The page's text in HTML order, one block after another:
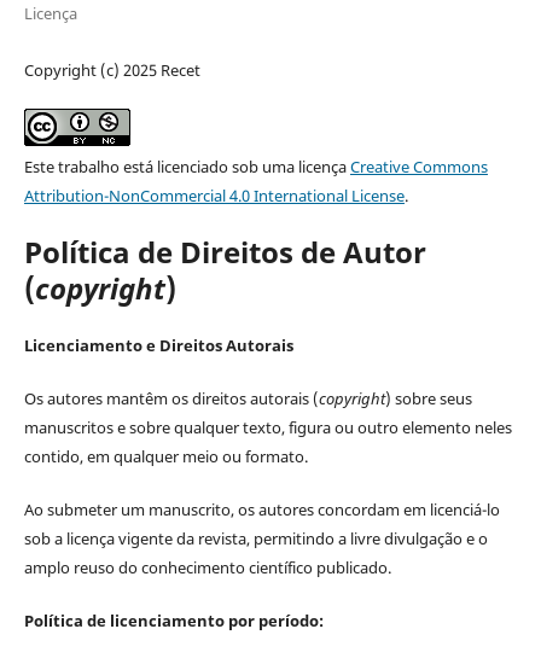
Licença
Copyright (c) 2025 Recet
Este trabalho está licenciado sob uma licençaCreative Commons
Attribution-NonCommercial 4.0 International License.
Política de Direitos de Autor
(copyright)
Licenciamento e Direitos Autorais
Os autores mantêm os direitos autorais (copyright) sobre seus
manuscritos e sobre qualquer texto, figura ou outro elemento neles
contido, em qualquer meio ou formato.
Ao submeter um manuscrito, os autores concordam em licenciá-lo
sob a licença vigente da revista, permitindo a livre divulgação e o
amplo reuso do conhecimento científico publicado.
Política de licenciamento por período: